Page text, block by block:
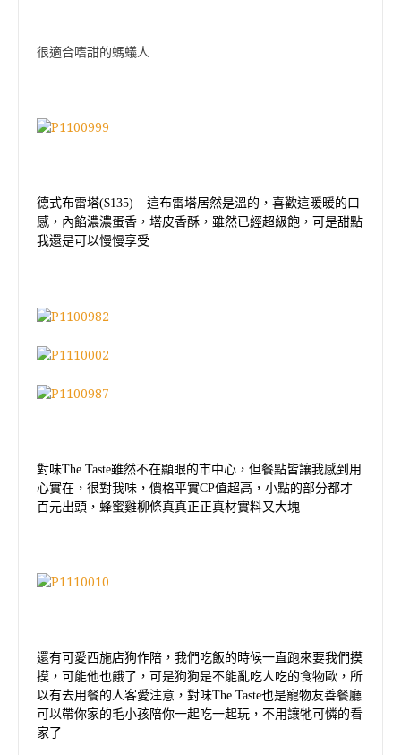
很適合嗜甜的螞蟻人
德式布雷塔($135) – 這布雷塔居然是溫的，喜歡這暖暖的口
感，內餡濃濃蛋香，塔皮香酥，雖然已經超級飽，可是甜點
我還是可以慢慢享受
對味The Taste雖然不在顯眼的市中心，但餐點皆讓我感到用
心實在，很對我味，價格平實CP值超高，小點的部分都才
百元出頭，蜂蜜雞柳條真真正正真材實料又大塊
還有可愛西施店狗作陪，我們吃飯的時候一直跑來要我們摸
摸，可能他也餓了，可是狗狗是不能亂吃人吃的食物歐，所
以有去用餐的人客愛注意，對味The Taste也是寵物友善餐廳
可以帶你家的毛小孩陪你一起吃一起玩，不用讓牠可憐的看
家了